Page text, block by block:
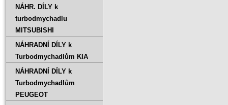
NÁHR. DÍLY k
turbodmychadlu
MITSUBISHI
NÁHRADNÍ DÍLY k
Turbodmychadlům KIA
NÁHRADNÍ DÍLY k
Turbodmychadlům
PEUGEOT